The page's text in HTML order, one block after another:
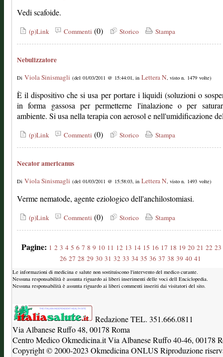
Vedi scafoide.
(p)Link Commenti (0) Storico Stampa
Nebulizzatore
Di Viola Sinismagli (del 01/03/2011 @ 15:44:01, in Lettera N, visto n. 1479 volte)
È il dispositivo che si usa per portare i liquidi (soluzioni o
in forma gassosa per permetterne l'inalazione o per
ambiente. Si usa nella terapia con aerosol e nell'umidificazione
(p)Link Commenti (0) Storico Stampa
Necator americanus
Di Viola Sinismagli (del 01/03/2011 @ 15:58:03, in Lettera N, visto n. 1493 volte)
Verme nematode, agente eziologico dell'anchilostomiasi.
(p)Link Commenti (0) Storico Stampa
Pagine: 1 2 3 4 5 6 7 8 9 10 11 12 13 14 15 16 17 18 19 20 21 22 23
26 27 28 29 30 31 32 33 34 35 36 37 38 39 40 41
Le informazioni di medicina e salute non sostituiscono l'intervento del medico curante.
Nessuna responsabilità è assunta riguardo ai liberi inserimenti delle voci dell Enciclopedia.
Nessuna responsabilità è assunta riguardo ai liberi commenti inseriti dai visitatori del sito.
Redazione TEL. 351.666.0811
Via Albanese Ruffo 48, 00178 Roma
Centro Medico Okmedicina.it Via Albanese Ruffo 40-46, 00178
Copyright © 2000-2023 Okmedicina ONLUS Riproduzione